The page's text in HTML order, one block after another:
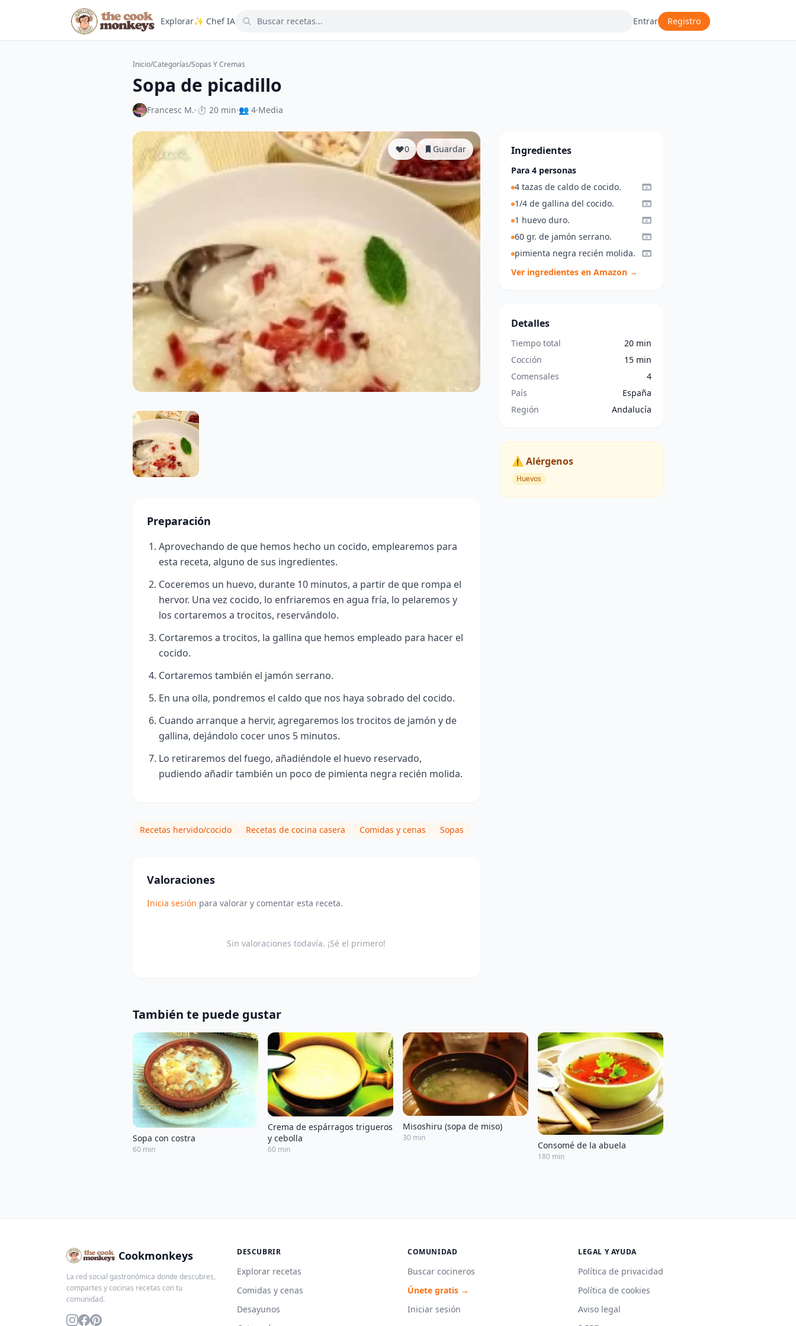
Explorar✨ Chef IA Entrar Registro
Inicio/Categorías/Sopas Y Cremas
Sopa de picadillo
Francesc M.·⏱ 20 min·👥 4·Media
0 Guardar
Preparación
Aprovechando de que hemos hecho un cocido, emplearemos para
esta receta, alguno de sus ingredientes.
Coceremos un huevo, durante 10 minutos, a partir de que rompa el
hervor. Una vez cocido, lo enfriaremos en agua fría, lo pelaremos y
los cortaremos a trocitos, reservándolo.
Cortaremos a trocitos, la gallina que hemos empleado para hacer el
cocido.
Cortaremos también el jamón serrano.
En una olla, pondremos el caldo que nos haya sobrado del cocido.
Cuando arranque a hervir, agregaremos los trocitos de jamón y de
gallina, dejándolo cocer unos 5 minutos.
Lo retiraremos del fuego, añadiéndole el huevo reservado,
pudiendo añadir también un poco de pimienta negra recién molida.
Recetas hervido/cocido Recetas de cocina casera Comidas y cenas Sopas
Valoraciones
Inicia sesión para valorar y comentar esta receta.
Sin valoraciones todavía. ¡Sé el primero!
Ingredientes
Para 4 personas
4 tazas de caldo de cocido.
1/4 de gallina del cocido.
1 huevo duro.
60 gr. de jamón serrano.
pimienta negra recién molida.
Ver ingredientes en Amazon →
Detalles
Tiempo total
20 min
Cocción
15 min
Comensales
4
País
España
Región
Andalucía
⚠️ Alérgenos
Huevos
También te puede gustar
Sopa con costra
60 min
Crema de espárragos trigueros
y cebolla
60 min
Misoshiru (sopa de miso)
30 min
Consomé de la abuela
180 min
Cookmonkeys
La red social gastronómica donde descubres,
compartes y cocinas recetas con tu
comunidad.
DESCUBRIR
Explorar recetas
Comidas y cenas
Desayunos
COMUNIDAD
Buscar cocineros
Únete gratis →
Iniciar sesión
LEGAL Y AYUDA
Política de privacidad
Política de cookies
Aviso legal